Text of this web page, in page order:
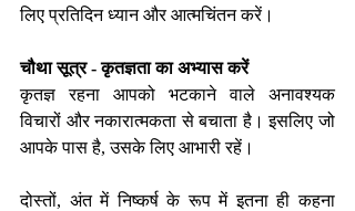
लिए प्रतिदिन ध्यान और आत्मचिंतन करें।
चौथा सूत्र - कृतज्ञता का अभ्यास करें
कृतज्ञ रहना आपको भटकाने वाले अनावश्यक
विचारों और नकारात्मकता से बचाता है। इसलिए जो
आपके पास है, उसके लिए आभारी रहें।
दोस्तों, अंत में निष्कर्ष के रूप में इतना ही कहना